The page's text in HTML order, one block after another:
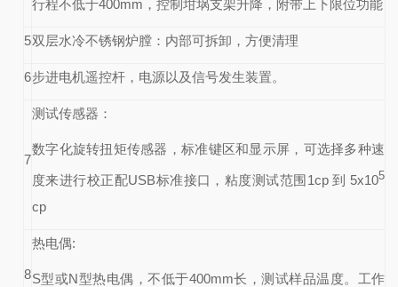
行程不低于400mm ，控制坩埚支架升降，附带上下限位功能
5双层水冷不锈钢炉膛：内部可拆卸，方便清理
6步进电机遥控杆，电源以及信号发生装置。
7
测试传感器 ：
数字化旋转扭矩传感器，标准键区和显示屏，可选择多种速
度来进行校正配USB标准接口，粘度测试范围 1cp到 5x105
cp
8
热电偶:
S型或N型热电偶，不低于400mm长，测试样品温度。工作